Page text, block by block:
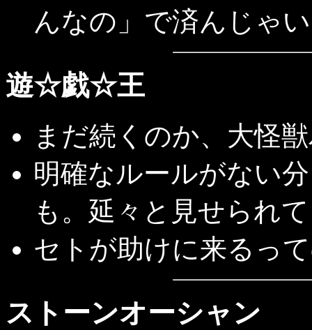
んなの」で済んじゃ
遊☆戯☆王
まだ続くのか、大怪
明確なルールがない
も。延々と見せられ
セトが助けに来るっ
ストーンオーシャン